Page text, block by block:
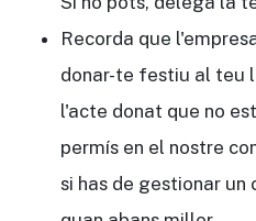
Recorda que
donar-te festiu al teu
l'acte donat que no
permís en el nostre
si has de gestionar un